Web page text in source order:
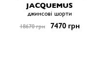
JACQUEMUS
джинсові шорти
18670 грн 7470 грн